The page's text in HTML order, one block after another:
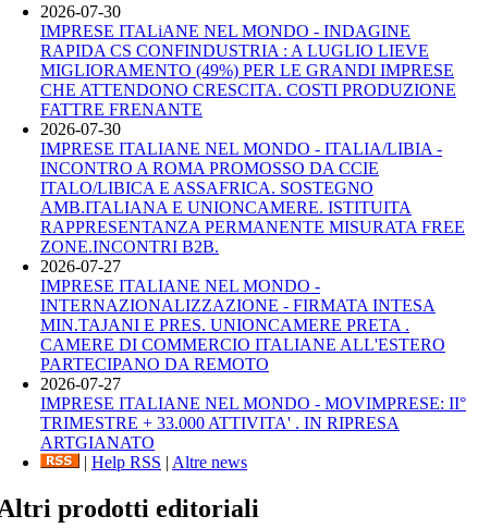
2026-07-30
IMPRESE ITALiANE NEL MONDO - INDAGINE
RAPIDA CS CONFINDUSTRIA : A LUGLIO LIEVE
MIGLIORAMENTO (49%) PER LE GRANDI IMPRESE
CHE ATTENDONO CRESCITA. COSTI PRODUZIONE
FATTRE FRENANTE
2026-07-30
IMPRESE ITALIANE NEL MONDO - ITALIA/LIBIA -
INCONTRO A ROMA PROMOSSO DA CCIE
ITALO/LIBICA E ASSAFRICA. SOSTEGNO
AMB.ITALIANA E UNIONCAMERE. ISTITUITA
RAPPRESENTANZA PERMANENTE MISURATA FREE
ZONE.INCONTRI B2B.
2026-07-27
IMPRESE ITALIANE NEL MONDO -
INTERNAZIONALIZZAZIONE - FIRMATA INTESA
MIN.TAJANI E PRES. UNIONCAMERE PRETA .
CAMERE DI COMMERCIO ITALIANE ALL'ESTERO
PARTECIPANO DA REMOTO
2026-07-27
IMPRESE ITALIANE NEL MONDO - MOVIMPRESE: II°
TRIMESTRE + 33.000 ATTIVITA' . IN RIPRESA
ARTGIANATO
| Help RSS | Altre news
prodotti editoriali